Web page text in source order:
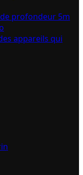
profondeur 5m
appareils qui